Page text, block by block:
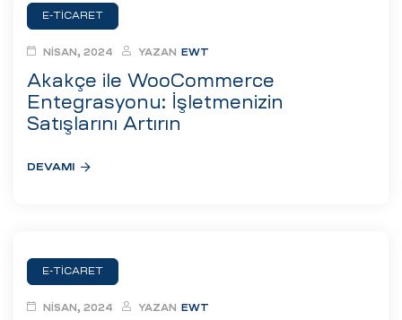
E-TICARET
Akakçe ile WooCommerce
Entegrasyonu: İşletmenizin
Satışlarını Artırın
NISAN, 2024 YAZAN EWT
DEVAMI
E-TICARET
NISAN, 2024 YAZAN EWT